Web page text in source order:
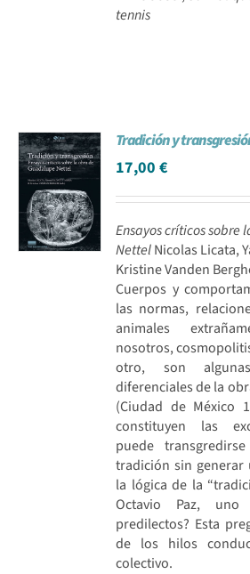
tennis
Tradición y
17,00€
Ensayos críticos sobre
NettelNicolas Licata,
Kristine Vanden
Cuerpos y
las normas,
animales
nosotros,
otro, son
diferenciales de la
(Ciudad de México
constituyen las
puede
tradición sin generar
la lógica de la
Octavio Paz,
predilectos? Esta
de los hilos
colectivo.